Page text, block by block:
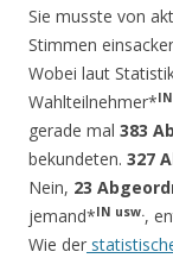
Sie musste von
Stimmen
Wobei laut
Wahlteilnehmer*
gerade mal 383
bekundeten. 327
Nein, 23
jemand*IN usw.,
Wie der